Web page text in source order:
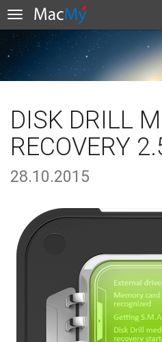
DISK DRILL
RECOVERY
28.10.2015